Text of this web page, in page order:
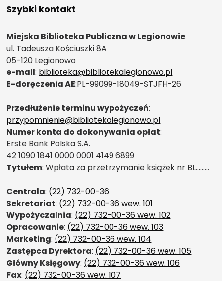
Szybki kontakt
Miejska Biblioteka Publiczna w Legionowie
ul. Tadeusza Kościuszki 8A
05-120 Legionowo
e-mail: biblioteka@bibliotekalegionowo.pl
E-doręczenia AE:PL-99099-18049-STJFH-26
Przedłużenie terminu wypożyczeń:
przypomnienie@bibliotekalegionowo.pl
Numer konta do dokonywania opłat:
Erste Bank Polska S.A.
42 1090 1841 0000 0001 4149 6899
Tytułem: Wpłata za przetrzymanie książek nr BL………
Centrala: (22) 732-00-36
Sekretariat: (22) 732-00-36 wew. 101
Wypożyczalnia: (22) 732-00-36 wew. 102
Opracowanie: (22) 732-00-36 wew. 103
Marketing: (22) 732-00-36 wew. 104
Zastępca Dyrektora: (22) 732-00-36 wew. 105
Główny Księgowy: (22) 732-00-36 wew. 106
Fax: (22) 732-00-36 wew. 107